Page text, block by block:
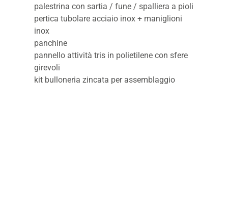
palestrina con sartia / fune / spalliera a pioli
pertica tubolare acciaio inox + maniglioni
inox
panchine
pannello attività tris in polietilene con sfere
girevoli
kit bulloneria zincata per assemblaggio